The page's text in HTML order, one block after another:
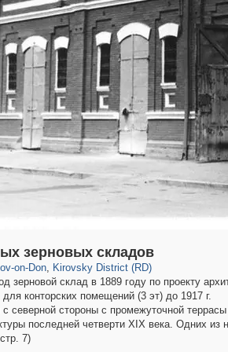
зерновых складов
on-Don
153
, Kirovsky District (RD)
3,800 42
зерновой склад в 1889 году по проекту
конторских помещений (3 эт) до 1917 г.
северной стороны с промежуточной
последней четверти XIX века. Одних из
7)